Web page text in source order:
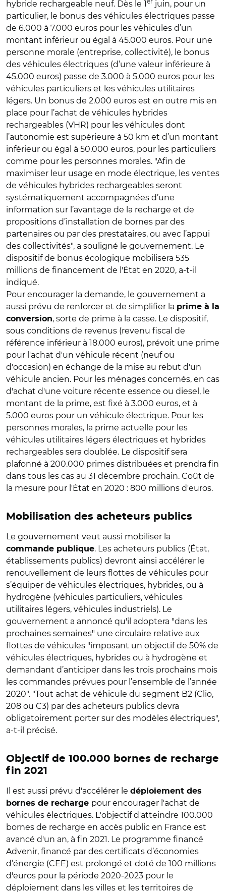
hybride rechargeable neuf. Dès le 1
juin, pour un
particulier, le bonus des véhicules électriques passe
de 6.000 à 7.000 euros pour les véhicules d’un
montant inférieur ou égal à 45.000 euros. Pour une
personne morale (entreprise, collectivité), le bonus
des véhicules électriques (d’une valeur inférieure à
45.000 euros) passe de 3.000 à 5.000 euros pour les
véhicules particuliers et les véhicules utilitaires
légers. Un bonus de 2.000 euros est en outre mis en
place pour l’achat de véhicules hybrides
rechargeables (VHR) pour les véhicules dont
l’autonomie est supérieure à 50 km et d’un montant
inférieur ou égal à 50.000 euros, pour les particuliers
comme pour les personnes morales. "Afin de
maximiser leur usage en mode électrique, les ventes
de véhicules hybrides rechargeables seront
systématiquement accompagnées d’une
information sur l’avantage de la recharge et de
propositions d’installation de bornes par des
partenaires ou par des prestataires, ou avec l’appui
des collectivités", a souligné le gouvernement. Le
dispositif de bonus écologique mobilisera 535
millions de financement de l'État en 2020, a-t-il
indiqué.
Pour encourager la demande, le gouvernement a
aussi prévu de renforcer et de simplifier la prime à la
conversion, sorte de prime à la casse. Le dispositif,
sous conditions de revenus (revenu fiscal de
référence inférieur à 18.000 euros), prévoit une prime
pour l'achat d'un véhicule récent (neuf ou
d'occasion) en échange de la mise au rebut d'un
véhicule ancien. Pour les ménages concernés, en cas
d'achat d'une voiture récente essence ou diesel, le
montant de la prime, est fixé à 3.000 euros, et à
5.000 euros pour un véhicule électrique. Pour les
personnes morales, la prime actuelle pour les
véhicules utilitaires légers électriques et hybrides
rechargeables sera doublée. Le dispositif sera
plafonné à 200.000 primes distribuées et prendra fin
dans tous les cas au 31 décembre prochain. Coût de
la mesure pour l'État en 2020 : 800 millions d'euros.
Mobilisation des acheteurs publics
Le gouvernement veut aussi mobiliser la
commande publique. Les acheteurs publics (État,
établissements publics) devront ainsi accélérer le
renouvellement de leurs flottes de véhicules pour
s’équiper de véhicules électriques, hybrides, ou à
hydrogène (véhicules particuliers, véhicules
utilitaires légers, véhicules industriels). Le
gouvernement a annoncé qu'il adoptera "dans les
prochaines semaines" une circulaire relative aux
flottes de véhicules "imposant un objectif de 50% de
véhicules électriques, hybrides ou à hydrogène et
demandant d’anticiper dans les trois prochains mois
les commandes prévues pour l’ensemble de l’année
2020". "Tout achat de véhicule du segment B2 (Clio,
208 ou C3) par des acheteurs publics devra
obligatoirement porter sur des modèles électriques",
a-t-il précisé.
Objectif de 100.000 bornes de recharge
fin 2021
Il est aussi prévu d'accélérer le déploiement des
bornes de recharge pour encourager l'achat de
véhicules électriques. L'objectif d'atteindre 100.000
bornes de recharge en accès public en France est
avancé d'un an, à fin 2021. Le programme financé
Advenir, financé par des certificats d’économies
d’énergie (CEE) est prolongé et doté de 100 millions
d'euros pour la période 2020-2023 pour le
déploiement dans les villes et les territoires de